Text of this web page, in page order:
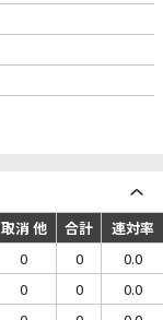
取消 他 合計
連対率
0 0
0.0
0 0
0.0